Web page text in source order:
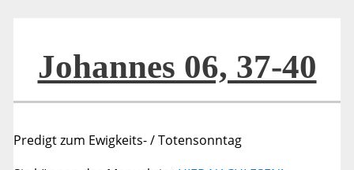
Johannes 06, 37-40
Predigt zum Ewigkeits- / Totensonntag